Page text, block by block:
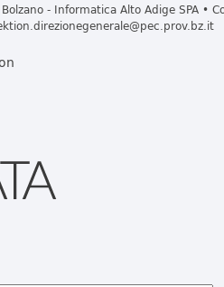
- Informatica Alto Adige SPA •